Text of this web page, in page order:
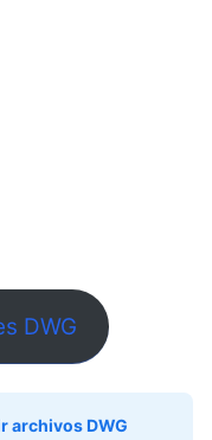
DWG
archivos DWG